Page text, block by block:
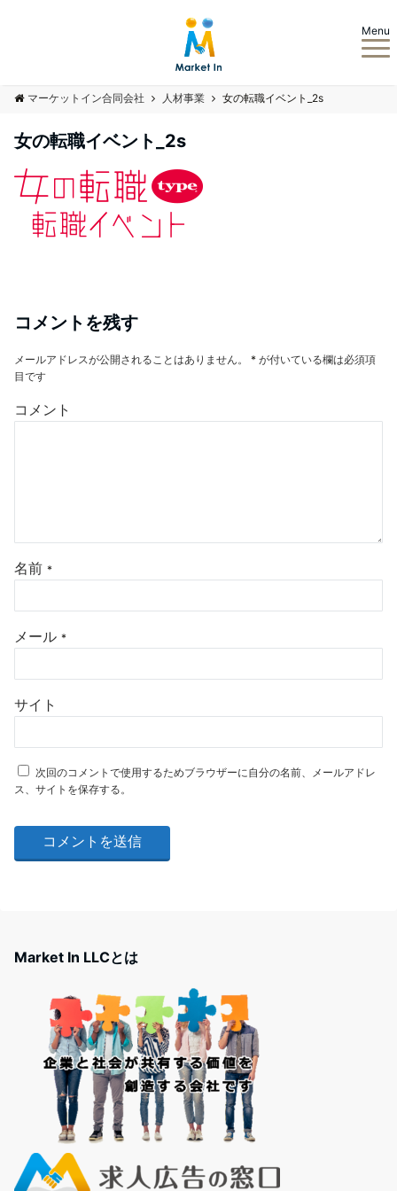
Menu
マーケットイン合同会社 人材事業 女の転職イベント_2s
女の転職イベント_2s
コメントを残す
メールアドレスが公開されることはありません。 * が付いている欄は必須項
目です
コメント
名前 *
メール *
サイト
次回のコメントで使用するためブラウザーに自分の名前、メールアドレ
ス、サイトを保存する。
Market In LLCとは